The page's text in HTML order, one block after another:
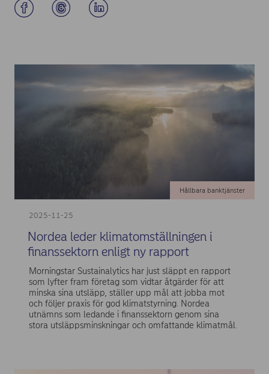
2025-11-25
Hållbara banktjänster
Nordea leder klimatomställningen i
finanssektorn enligt ny rapport
Morningstar Sustainalytics har just släppt en rapport
som lyfter fram företag som vidtar åtgärder för att
minska sina utsläpp, ställer upp mål att jobba mot
och följer praxis för god klimatstyrning. Nordea
utnämns som ledande i finanssektorn genom sina
stora utsläppsminskningar och omfattande klimatmål.